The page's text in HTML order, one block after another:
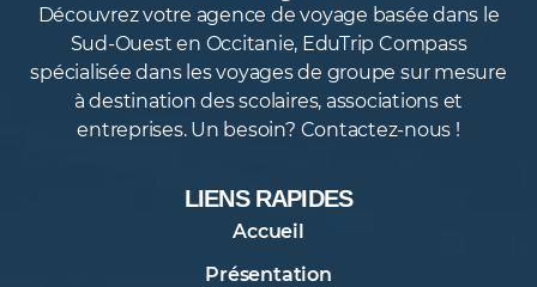
Découvrez votre agence de voyage basée dans le
Sud-Ouest en Occitanie, EduTrip Compass
spécialisée dans les voyages de groupe sur mesure
à destination des scolaires, associations et
entreprises. Un besoin? Contactez-nous !
LIENS RAPIDES
Accueil
Présentation